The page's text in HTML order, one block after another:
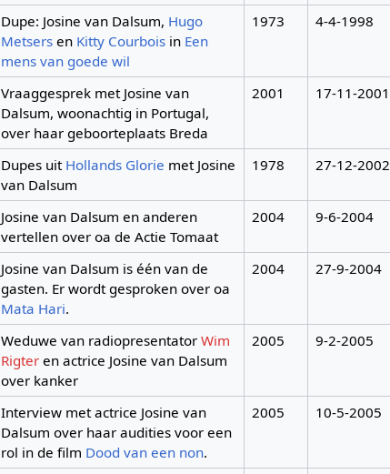
Dupe: Josine van Dalsum, Hugo
Metsersen Kitty Courboisin Een
mens van goede wil
1973 4-4-1998
Vraaggesprek met Josine van
Dalsum, woonachtig in Portugal,
over haar geboorteplaats Breda
2001 17-11-2001
Dupes uit Hollands Glorie met Josine
van Dalsum
1978 27-12-2002
Josine van Dalsum en anderen
vertellen over oa de Actie Tomaat
2004 9-6-2004
Josine van Dalsum is één van de
gasten. Er wordt gesproken over oa
Mata Hari.
2004 27-9-2004
Weduwe van radiopresentator Wim
Rigteren actrice Josine van Dalsum
over kanker
2005 9-2-2005
Interview met actrice Josine van
Dalsum over haar audities voor een
rol in de film Dood van een non.
2005 10-5-2005